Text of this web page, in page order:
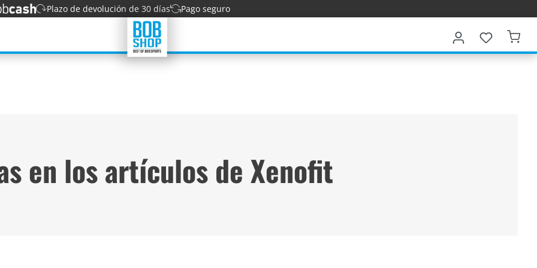
Plazo de devolución de 30 días Pago seguro
en los artículos de Xenofit